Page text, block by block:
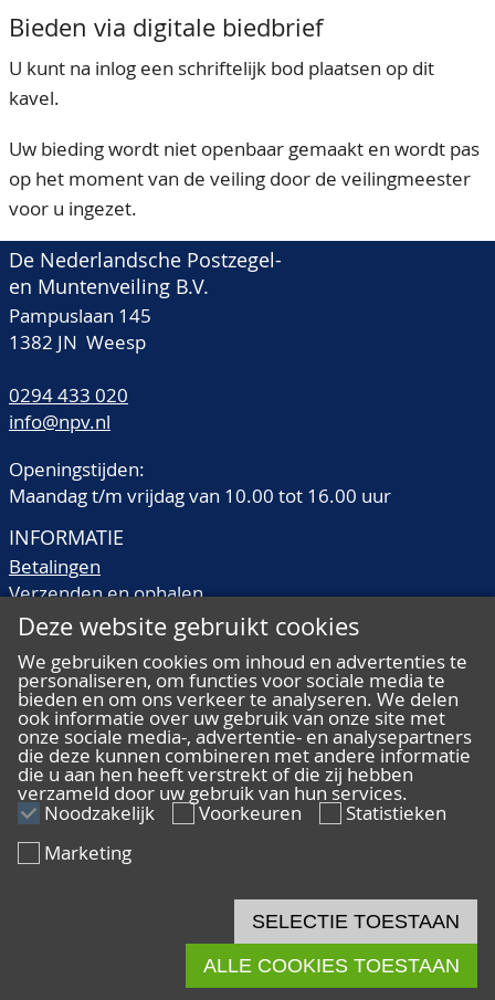
Bieden via digitale biedbrief
U kunt na inlog een schriftelijk bod plaatsen op dit
kavel.
Uw bieding wordt niet openbaar gemaakt en wordt pas
op het moment van de veiling door de veilingmeester
voor u ingezet.
De Nederlandsche Postzegel-
en Muntenveiling B.V.
Pampuslaan 145
1382 JN Weesp
0294 433 020
info@npv.nl
Openingstijden:
Maandag t/m vrijdag van 10.00 tot 16.00 uur
INFORMATIE
Betalingen
Verzenden en ophalen
Veilingtermen
Kwaliteitsomschrijvingen
Veelgestelde vragen
ALGEMEEN
Algemene voorwaarden
© 2026 De Nederlandsche Postzegel- en Muntenveiling
Deze website gebruikt cookies
We gebruiken cookies om inhoud en advertenties te
personaliseren, om functies voor sociale media te
bieden en om ons verkeer te analyseren. We delen
ook informatie over uw gebruik van onze site met
onze sociale media-, advertentie- en analysepartners
die deze kunnen combineren met andere informatie
die u aan hen heeft verstrekt of die zij hebben
verzameld door uw gebruik van hun services.
Noodzakelijk Voorkeuren
Statistieken
Marketing
SELECTIE TOESTAAN
ALLE COOKIES TOESTAAN